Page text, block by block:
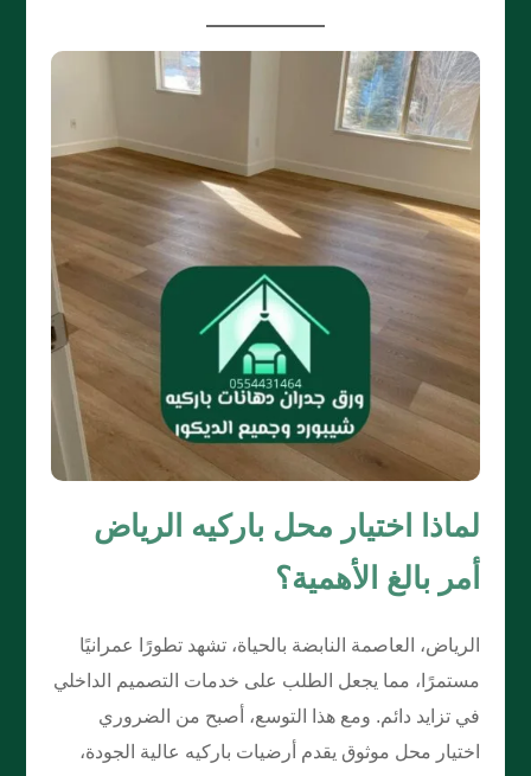
لماذا اختيار محل باركيه الرياض
أمر بالغ الأهمية؟
الرياض، العاصمة النابضة بالحياة، تشهد تطورًا عمرانيًا
مستمرًا، مما يجعل الطلب على خدمات التصميم الداخلي
في تزايد دائم. ومع هذا التوسع، أصبح من الضروري
اختيار محل موثوق يقدم أرضيات باركيه عالية الجودة،